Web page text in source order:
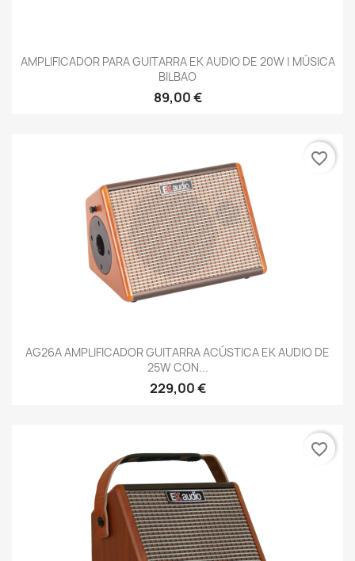
AMPLIFICADOR PARA GUITARRA EK AUDIO DE 20W | MÚSICA
BILBAO
89,00 €
AG26A AMPLIFICADOR GUITARRA ACÚSTICA EK AUDIO DE
25W CON...
229,00 €
favorite_border
favorite_border